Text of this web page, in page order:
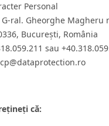
Personal
ral. Gheorghe Magheru
București, România
sau
că: